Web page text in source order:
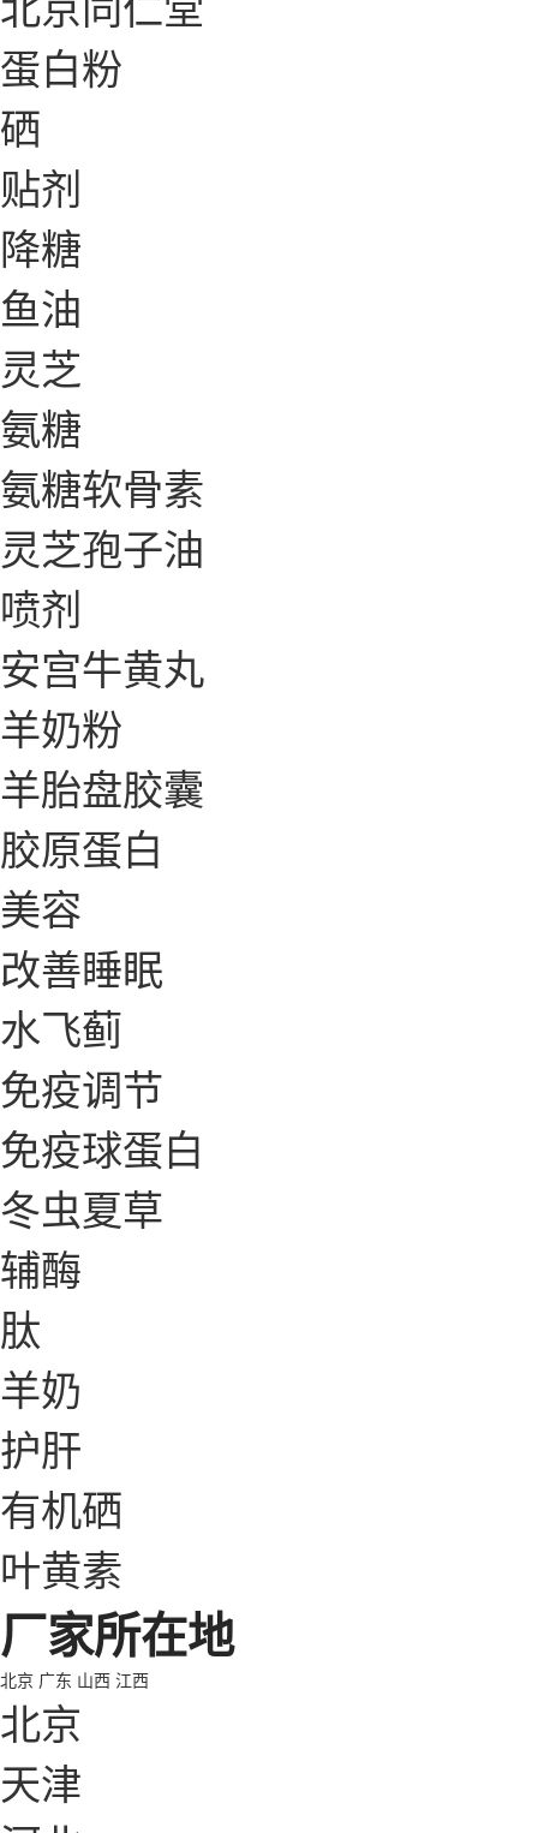
蛋白粉
硒
贴剂
降糖
鱼油
灵芝
氨糖
氨糖软骨素
灵芝孢子油
喷剂
安宫牛黄丸
羊奶粉
羊胎盘胶囊
胶原蛋白
美容
改善睡眠
水飞蓟
免疫调节
免疫球蛋白
冬虫夏草
辅酶
肽
羊奶
护肝
有机硒
叶黄素
厂家所在地
北京 广东 山西 江西
北京
天津